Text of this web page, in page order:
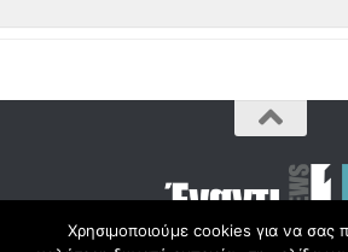
Χρησιμοποιούμε cookies για να σας